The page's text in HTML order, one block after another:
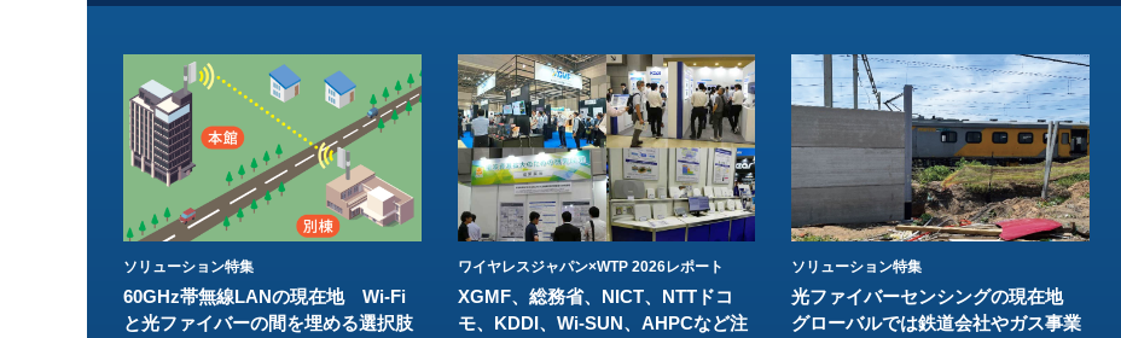
ソリューション特集
60GHz帯無線LANの現在地 Wi-Fi
と光ファイバーの間を埋める選択肢
ワイヤレスジャパン×WTP 2026レポート
XGMF、総務省、NICT、NTTドコ
モ、KDDI、Wi-SUN、AHPCなど注
ソリューション特集
光ファイバーセンシングの現在地
グローバルでは鉄道会社やガス事業